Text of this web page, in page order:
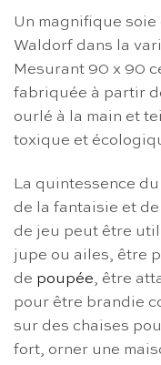
Un magnifique
Waldorf dans la
Mesurant 90 x 90
fabriquée à partir
ourlé à la main et
toxique et
La quintessence
de la fantaisie et
de jeu peut être
jupe ou ailes, être
de poupée, être
pour être brandie
sur des chaises
fort, orner une